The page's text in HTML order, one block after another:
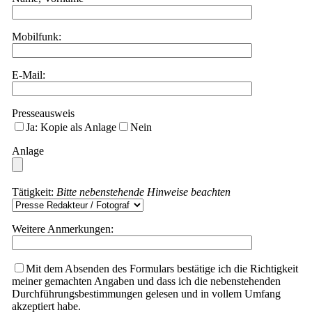
Mobilfunk:
E-Mail:
Presseausweis
Ja: Kopie als Anlage
Nein
Anlage
Tätigkeit: B​itte nebenstehende Hinweise beachten
Weitere Anmerkungen:
Mit dem Absenden des Formulars bestätige ich die Richtigkeit
meiner gemachten Angaben und dass ich die nebenstehenden
Durchführungsbestimmungen gelesen und in vollem Umfang
akzeptiert habe.